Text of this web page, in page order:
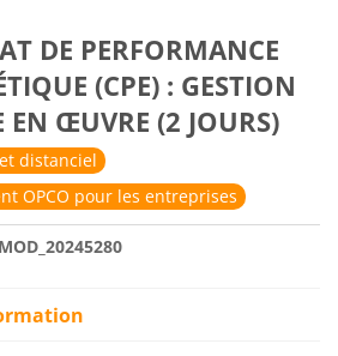
DE PERFORMANCE
(CPE) : GESTION
EN ŒUVRE (2 JOURS)
distanciel
OPCO pour les entreprises